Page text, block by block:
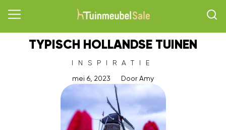
TYPISCH HOLLANDSE TUINEN
INSPIRATIE
mei 6, 2023
DoorAmy